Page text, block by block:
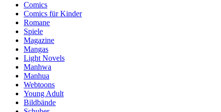
Comics
Comics für Kinder
Romane
Spiele
Magazine
Mangas
Light Novels
Manhwa
Manhua
Webtoons
Young Adult
Bildbände